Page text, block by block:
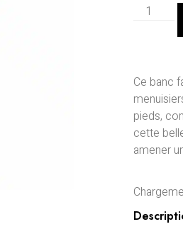
Ce banc
pieds,
cette
amener